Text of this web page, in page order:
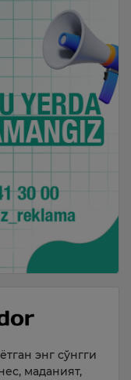
энг сўнгги
маданият,